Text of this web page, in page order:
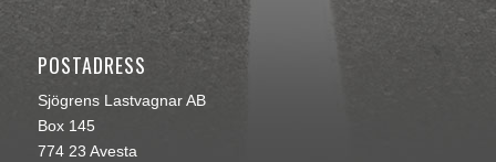
POSTADRESS
Sjögrens Lastvagnar AB
Box 145
774 23 Avesta